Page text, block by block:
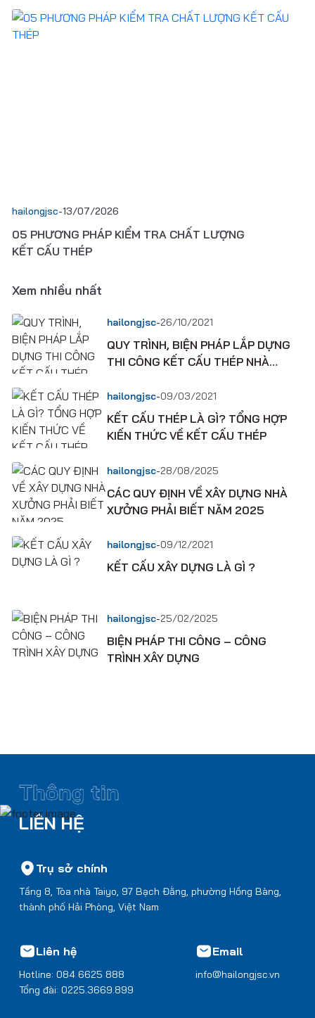
hailongjsc-13/07/2026
05 PHƯƠNG PHÁP KIỂM TRA CHẤT LƯỢNG
KẾT CẤU THÉP
Xem nhiều nhất
hailongjsc-26/10/2021
QUY TRÌNH, BIỆN PHÁP LẮP DỰNG
THI CÔNG KẾT CẤU THÉP NHÀ
hailongjsc-09/03/2021
KẾT CẤU THÉP LÀ GÌ? TỔNG HỢP
KIẾN THỨC VỀ KẾT CẤU THÉP
hailongjsc-28/08/2025
CÁC QUY ĐỊNH VỀ XÂY DỰNG NHÀ
XƯỞNG PHẢI BIẾT NĂM 2025
hailongjsc-09/12/2021
KẾT CẤU XÂY DỰNG LÀ GÌ ?
hailongjsc-25/02/2025
BIỆN PHÁP THI CÔNG – CÔNG
TRÌNH XÂY DỰNG
Thông tin
LIÊN HỆ
Trụ sở chính
Tầng 8, Tòa nhà Taiyo, 97 Bạch Đằng, phường Hồng Bàng,
thành phố Hải Phòng, Việt Nam
Email
info@hailongjsc.vn
Liên hệ
Hotline: 084 6625 888
Tổng đài: 0225.3669.899